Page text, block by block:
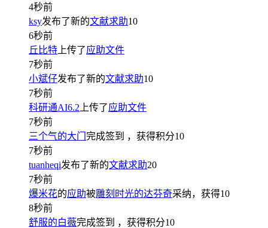
4秒前
ksy发布了新的文献求助10
6秒前
丘比特 上传了应助文件
7秒前
小斌仔发布了新的文献求助10
7秒前
科研通AI6.2 上传了应助文件
7秒前
三个气的大门 完成签到 ，获得积分10
7秒前
tuanheqi发布了新的文献求助20
7秒前
爆米花的应助被雕刻时光的达芬奇采纳，获得10
8秒前
舒服的白薇完成签到 ，获得积分10